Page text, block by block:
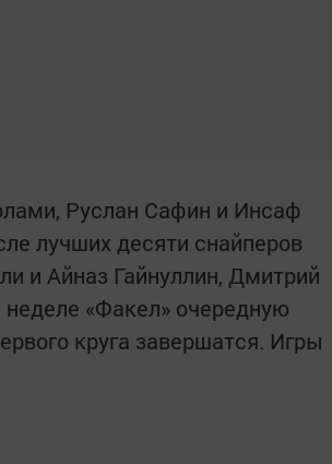
Руслан Сафин и Инсаф
лучших десяти снайперов
и Айназ Гайнуллин, Дмитрий
«Факел» очередную
круга завершатся. Игры